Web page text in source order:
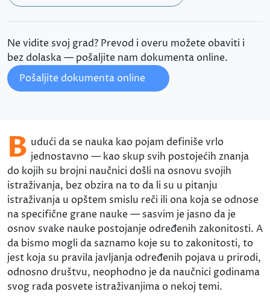
Ne vidite svoj grad? Prevod i overu možete obaviti i
bez dolaska — pošaljite nam dokumenta online.
Pošaljite dokumenta online
B udući da se nauka kao pojam definiše vrlo
jednostavno — kao skup svih postojećih znanja
do kojih su brojni naučnici došli na osnovu svojih
istraživanja, bez obzira na to da li su u pitanju
istraživanja u opštem smislu reči ili ona koja se odnose
na specifične grane nauke — sasvim je jasno da je
osnov svake nauke postojanje određenih zakonitosti. A
da bismo mogli da saznamo koje su to zakonitosti, to
jest koja su pravila javljanja određenih pojava u prirodi,
odnosno društvu, neophodno je da naučnici godinama
svog rada posvete istraživanjima o nekoj temi.